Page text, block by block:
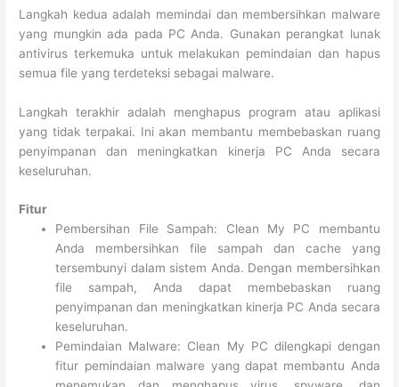
Langkah kedua adalah memindai dan membersihkan malware
yang mungkin ada pada PC Anda. Gunakan perangkat lunak
antivirus terkemuka untuk melakukan pemindaian dan hapus
semua file yang terdeteksi sebagai malware.
Langkah terakhir adalah menghapus program atau aplikasi
yang tidak terpakai. Ini akan membantu membebaskan ruang
penyimpanan dan meningkatkan kinerja PC Anda secara
keseluruhan.
Fitur
Pembersihan File Sampah: Clean My PC membantu
Anda membersihkan file sampah dan cache yang
tersembunyi dalam sistem Anda. Dengan membersihkan
file sampah, Anda dapat membebaskan ruang
penyimpanan dan meningkatkan kinerja PC Anda secara
keseluruhan.
Pemindaian Malware: Clean My PC dilengkapi dengan
fitur pemindaian malware yang dapat membantu Anda